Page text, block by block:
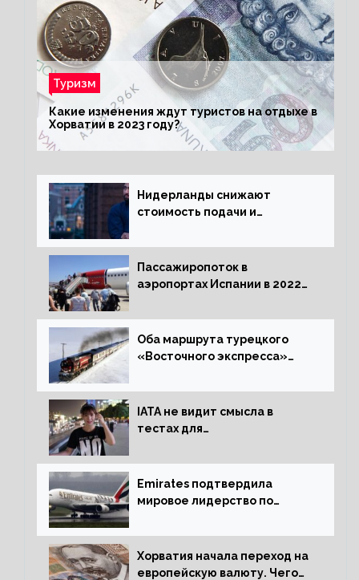
Туризм
Какие изменения ждут туристов на отдыхе в
Хорватии в 2023 году?
Нидерланды снижают
стоимость подачи и
жительство
Пассажиропоток в
аэропортах Испании в 2022
процентов
Оба маршрута турецкого
«Восточного экспресса»
IATA не видит смысла в
тестах для
Emirates подтвердила
мировое лидерство по
Хорватия начала переход на
европейскую валюту. Чего